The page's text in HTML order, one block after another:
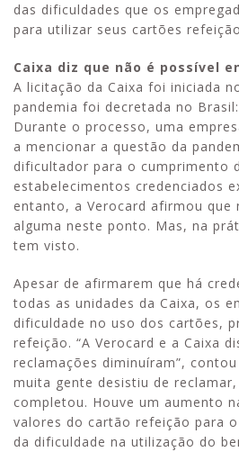
das dificuldades que os
para utilizar seus cartões
Caixa diz que não é possível
A licitação da Caixa foi iniciada
pandemia foi decretada no
Durante o processo, uma
a mencionar a questão da
dificultador para o cumprimento
estabelecimentos credenciados
entanto, a Verocard afirmou que
alguma neste ponto. Mas, na
tem visto.
Apesar de afirmarem que há
todas as unidades da Caixa, os
dificuldade no uso dos cartões,
refeição. “A Verocard e a Caixa
reclamações diminuíram”,
muita gente desistiu de
completou. Houve um aumento
valores do cartão refeição para
da dificuldade na utilização do